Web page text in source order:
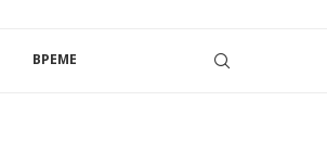
ВРЕМЕ